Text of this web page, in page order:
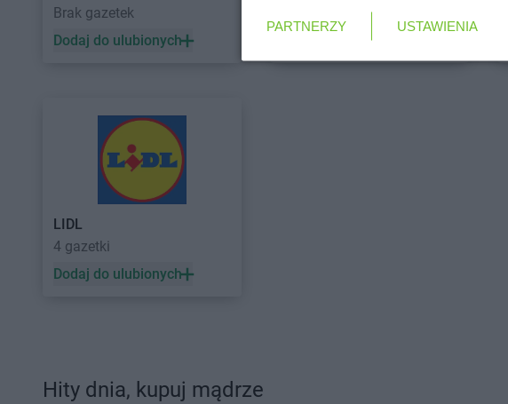
Brak gazetek
Dodaj do ulubionych
Dodaj do ulubionych
LIDL
4 gazetki
Dodaj do ulubionych
Hity dnia, kupuj mądrze
PARTNERZY USTAWIENIA